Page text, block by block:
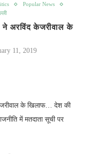
Popular News
ने अरविंद केजरीवाल के
11, 2019
के खिलाफ… देश की
में मतदाता सूची पर